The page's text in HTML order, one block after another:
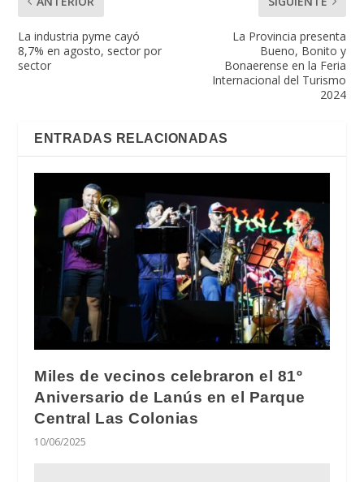
La industria pyme cayó
8,7% en agosto, sector por
sector
La Provincia presenta
Bueno, Bonito y
Bonaerense en la Feria
Internacional del Turismo
2024
ENTRADAS RELACIONADAS
Miles de vecinos celebraron el 81º
Aniversario de Lanús en el Parque
Central Las Colonias
10/06/2025